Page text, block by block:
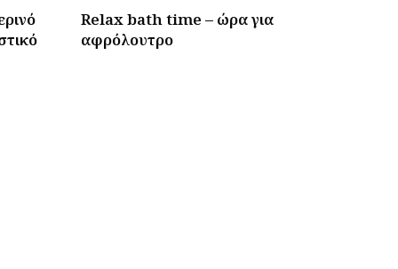
Relax bath time – ώρα για
αφρόλουτρο